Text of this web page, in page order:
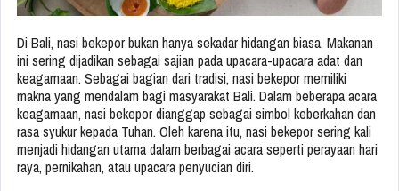
Di Bali, nasi bekepor bukan hanya sekadar hidangan biasa. Makanan
ini sering dijadikan sebagai sajian pada upacara-upacara adat dan
keagamaan. Sebagai bagian dari tradisi, nasi bekepor memiliki
makna yang mendalam bagi masyarakat Bali. Dalam beberapa acara
keagamaan, nasi bekepor dianggap sebagai simbol keberkahan dan
rasa syukur kepada Tuhan. Oleh karena itu, nasi bekepor sering kali
menjadi hidangan utama dalam berbagai acara seperti perayaan hari
raya, pernikahan, atau upacara penyucian diri.